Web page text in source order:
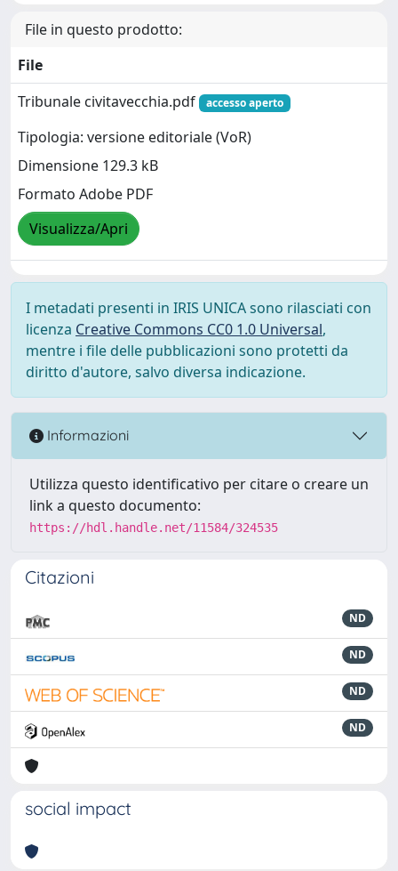
File in questo prodotto:
File
Tribunale civitavecchia.pdf
accesso aperto
Tipologia: versione editoriale (VoR)
Dimensione 129.3 kB
Formato Adobe PDF
Visualizza/Apri
I metadati presenti in IRIS UNICA sono rilasciati con
licenza Creative Commons CC0 1.0 Universal,
mentre i file delle pubblicazioni sono protetti da
diritto d'autore, salvo diversa indicazione.
Informazioni
Utilizza questo identificativo per citare o creare un
link a questo documento:
https://hdl.handle.net/11584/324535
Citazioni
ND
ND
ND
ND
social impact